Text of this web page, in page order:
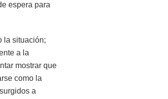
espera para
la situación;
a la
mostrar que
como la
a